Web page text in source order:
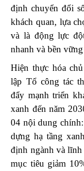
định chuyển đổi
khách quan, lựa
và là động lực
nhanh và bền
Hiện thực hóa
lập Tổ công tác
đẩy mạnh triển
xanh đến năm
04 nội dung
dựng hạ tầng
định ngành và
mục tiêu giảm